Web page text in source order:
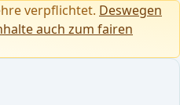
verpflichtet. Deswegen
auch zum fairen